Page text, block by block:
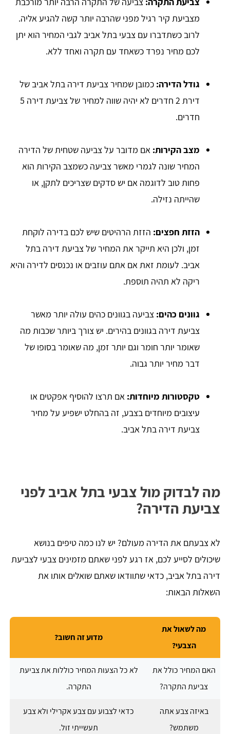
מצביעת קיר רגיל מפני שהרבה יותר קשה להגיע אליה.
לרוב כשתדברו עם צבעי בתל אביב לגבי המחיר הוא יתן
לכם מחיר נפרד כשאחד עם תקרה ואחד ללא.
גודל הדירה: כמובן שמחיר צביעת דירה בתל אביב של
דירת 2 חדרים לא יהיה שווה למחיר של צביעת דירה 5
חדרים.
מצב הקירות: אם מדובר על צביעה שטחית של הדירה
המחיר שונה לגמרי מאשר צביעה כשמצב הקירות הוא
פחות טוב לדוגמה אם יש סדקים שצריכים לתקן, או
שהייתה נזילה.
הזזת חפצים: הזזת הרהיטים שיש לכם בדירה לוקחת
זמן, ולכן היא תייקר את המחיר של צביעת דירה בתל
אביב. לעומת זאת אם אתם עוזבים או נכנסים לדירה והיא
ריקה לא תהיה תוספת.
גוונים כהים: צביעה בגוונים כהים עולה יותר מאשר
צביעת דירה בגוונים בהירים. יש צורך ביותר שכבות מה
שאומר יותר חומר וגם יותר זמן, מה שאומר בסופו של
דבר מחיר יותר גבוה.
טקסטורות מיוחדות: אם תרצו להוסיף אפקטים או
עיצובים מיוחדים בצבע, זה בהחלט ישפיע על מחיר
צביעת דירה בתל אביב.
מה לבדוק מול צבעי בתל אביב לפני
צביעת הדירה?
לא צבעתם את הדירה מעולם? יש לנו כמה טיפים בנושא
שיכולים לסייע לכם, אז רגע לפני שאתם מזמינים צבעי לצביעת
דירה בתל אביב, כדאי שתוודאו שאתם שואלים אותו את
השאלות הבאות:
מה לשאול את
הצבעי?
מדוע זה חשוב?
האם המחיר כולל את
צביעת התקרה?
לא כל הצעות המחיר כוללות את צביעת
התקרה.
באיזה צבע אתה
משתמש?
כדאי לצבוע עם צבע אקרילי ולא צבע
תעשייתי זול.